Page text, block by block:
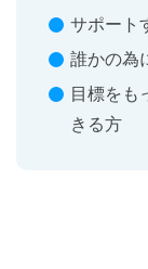
サポート
誰かの為
目標をも
きる方